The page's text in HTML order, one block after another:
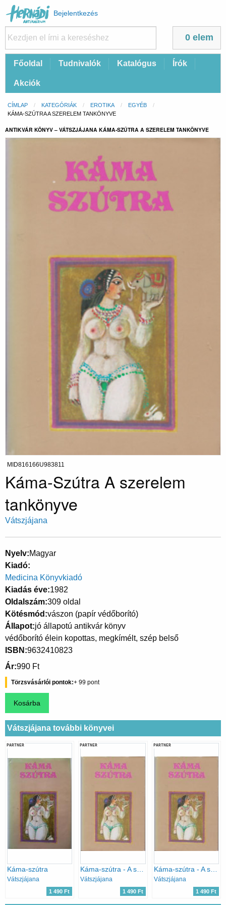
Felhasználói
fiók
menüje
Bejelentkezés
0 elem
FőFőoldal Tudnivalók Katalógus Írók
Akciók
Morzsa
CÍMLAP KATEGÓRIÁK EROTIKA
EGYÉB
CURRENT:
KÁMA-SZÚTRA A SZERELEM TANKÖNYVE
ANTIKVÁR KÖNYV – VÁTSZJÁJANA KÁMA-SZÚTRA A SZERELEM TANKÖNYVE
MID816166U983811
Káma-Szútra A szerelem
tankönyve
Vátszjájana
Nyelv Magyar
Kiadó
Medicina Könyvkiadó
Kiadás éve 1982
Oldalszám 309 oldal
Kötésmód vászon (papír védőborító)
Állapot jó állapotú antikvár könyv
védőborító élein kopottas, megkímélt, szép belső
ISBN 9632410823
Ár 990 Ft
Törzsvásárlói pontok 99
Vátszjájana további könyvei
PARTNER
Káma-szútra
Vátszjájana
1 490 Ft
PARTNER
Káma-szútra - A szerelem tankönyve
Vátszjájana
1 490 Ft
PARTNER
Káma-szútra - A szerelem tankönyve
Vátszjájana
1 490 Ft